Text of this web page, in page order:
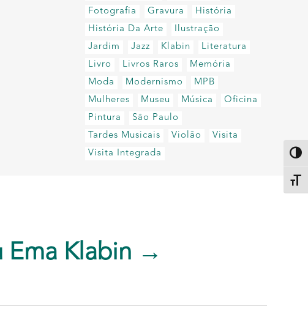
Fotografia
Gravura
História
História Da Arte
Ilustração
Jardim
Jazz Klabin
Literatura
Livro
Livros Raros
Memória
Moda
Modernismo
MPB
Mulheres
Museu Música
Oficina
Pintura
São Paulo
Tardes Musicais
Violão
Visita
Visita Integrada
Ema Klabin →